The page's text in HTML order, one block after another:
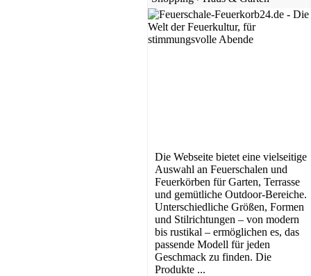
Die Webseite bietet eine vielseitige
Auswahl an Feuerschalen und
Feuerkörben für Garten, Terrasse
und gemütliche Outdoor-Bereiche.
Unterschiedliche Größen, Formen
und Stilrichtungen – von modern
bis rustikal – ermöglichen es, das
passende Modell für jeden
Geschmack zu finden. Die
Produkte ...